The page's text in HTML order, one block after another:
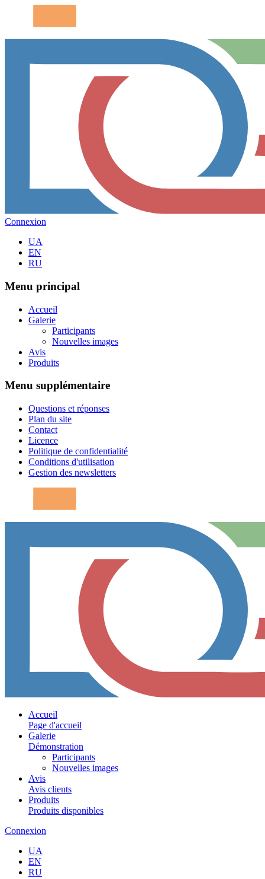
Connexion
UA
EN
RU
Menu principal
Accueil
Galerie
Participants
Nouvelles images
Avis
Produits
Menu supplémentaire
Questions et réponses
Plan du site
Contact
Licence
Politique de confidentialité
Conditions d'utilisation
Gestion des newsletters
Accueil
Page d'accueil
Galerie
Démonstration
Participants
Nouvelles images
Avis
Avis clients
Produits
Produits disponibles
Connexion
UA
EN
RU